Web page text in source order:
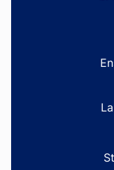
Site navigation